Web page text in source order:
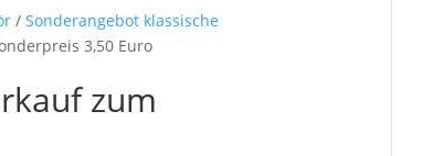
/Sonderangebot klassische
3,50 Euro
zum